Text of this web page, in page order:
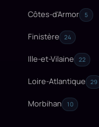
Côtes-d'Armor 5
Finistère 24
Ille-et-Vilaine 22
Loire-Atlantique 29
Morbihan 10